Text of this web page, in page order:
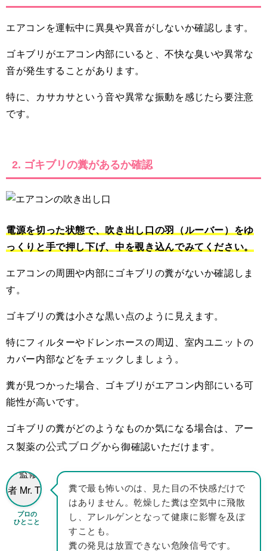
エアコンを運転中に異臭や異音がしないか確認します。
ゴキブリがエアコン内部にいると、不快な臭いや異常な
音が発生することがあります。
特に、カサカサという音や異常な振動を感じたら要注意
です。
2. ゴキブリの糞があるか確認
電源を切った状態で、吹き出し口の羽（ルーバー）をゆ
っくりと手で押し下げ、中を覗き込んでみてください。
エアコンの周囲や内部にゴキブリの糞がないか確認しま
す。
ゴキブリの糞は小さな黒い点のように見えます。
特にフィルターやドレンホースの周辺、室内ユニットの
カバー内部などをチェックしましょう。
糞が見つかった場合、ゴキブリがエアコン内部にいる可
能性が高いです。
ゴキブリの糞がどのようなものか気になる場合は、アー
ス製薬の公式ブログから御確認いただけます。
プロの
ひとこと
糞で最も怖いのは、見た目の不快感だけで
はありません。乾燥した糞は空気中に飛散
し、アレルゲンとなって健康に影響を及ぼ
すことも。
糞の発見は放置できない危険信号です。